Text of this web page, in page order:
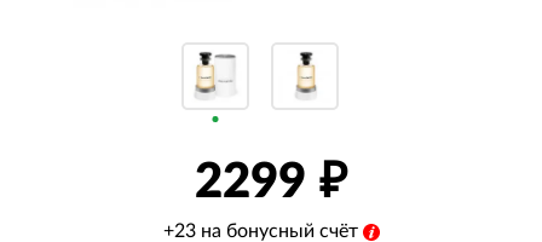
2299
+23 на бонусный счёт